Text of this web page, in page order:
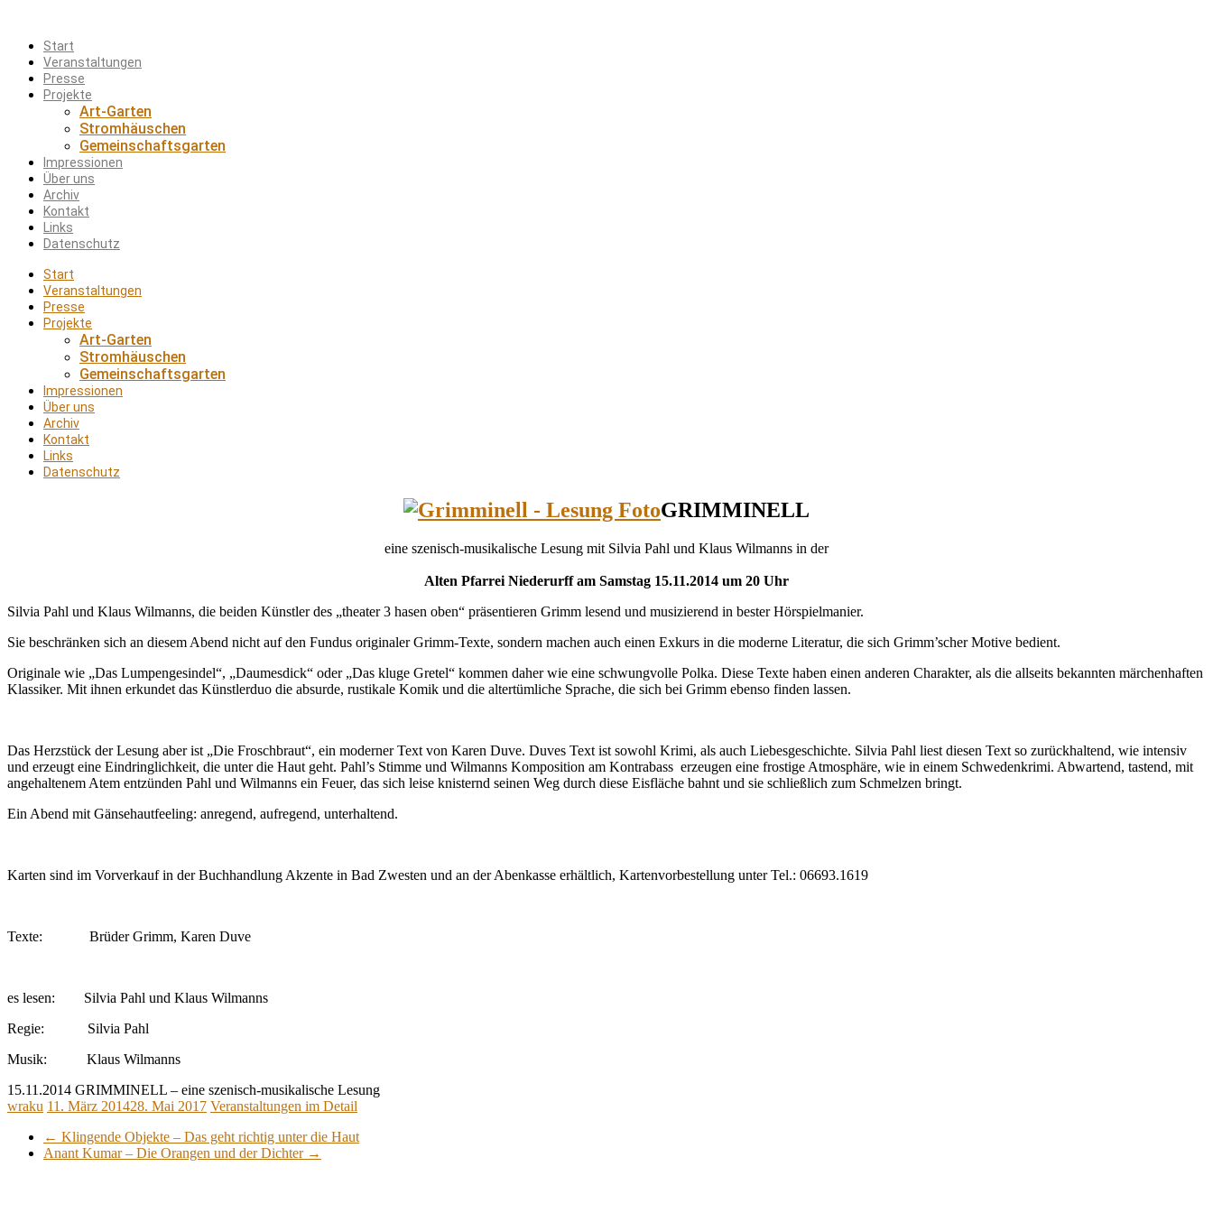
Start
Veranstaltungen
Presse
Projekte
Art-Garten
Stromhäuschen
Gemeinschaftsgarten
Impressionen
Über uns
Archiv
Kontakt
Links
Datenschutz
Start
Veranstaltungen
Presse
Projekte
Art-Garten
Stromhäuschen
Gemeinschaftsgarten
Impressionen
Über uns
Archiv
Kontakt
Links
Datenschutz
GRIMMINELL
eine szenisch-musikalische Lesung mit Silvia Pahl und Klaus Wilmanns in der
Alten Pfarrei Niederurff am Samstag 15.11.2014 um 20 Uhr
Silvia Pahl und Klaus Wilmanns, die beiden Künstler des „theater 3 hasen oben“ präsentieren Grimm lesend und musizierend in bester Hörspielmanier.
Sie beschränken sich an diesem Abend nicht auf den Fundus originaler Grimm-Texte, sondern machen auch einen Exkurs in die moderne Literatur, die sich Grimm’scher Motive bedient.
Originale wie „Das Lumpengesindel“, „Daumesdick“ oder „Das kluge Gretel“ kommen daher wie eine schwungvolle Polka. Diese Texte haben einen anderen Charakter, als die allseits bekannten märchenhaften
Klassiker. Mit ihnen erkundet das Künstlerduo die absurde, rustikale Komik und die altertümliche Sprache, die sich bei Grimm ebenso finden lassen.
Das Herzstück der Lesung aber ist „Die Froschbraut“, ein moderner Text von Karen Duve. Duves Text ist sowohl Krimi, als auch Liebesgeschichte. Silvia Pahl liest diesen Text so zurückhaltend, wie intensiv
und erzeugt eine Eindringlichkeit, die unter die Haut geht. Pahl’s Stimme und Wilmanns Komposition am Kontrabass erzeugen eine frostige Atmosphäre, wie in einem Schwedenkrimi. Abwartend, tastend, mit
angehaltenem Atem entzünden Pahl und Wilmanns ein Feuer, das sich leise knisternd seinen Weg durch diese Eisfläche bahnt und sie schließlich zum Schmelzen bringt.
Ein Abend mit Gänsehautfeeling: anregend, aufregend, unterhaltend.
Karten sind im Vorverkauf in der Buchhandlung Akzente in Bad Zwesten und an der Abenkasse erhältlich, Kartenvorbestellung unter Tel.: 06693.1619
Texte: Brüder Grimm, Karen Duve
es lesen: Silvia Pahl und Klaus Wilmanns
Regie: Silvia Pahl
Musik: Klaus Wilmanns
15.11.2014 GRIMMINELL – eine szenisch-musikalische Lesung
wraku 11. März 201428. Mai 2017 Veranstaltungen im Detail
← Klingende Objekte – Das geht richtig unter die Haut
Anant Kumar – Die Orangen und der Dichter →